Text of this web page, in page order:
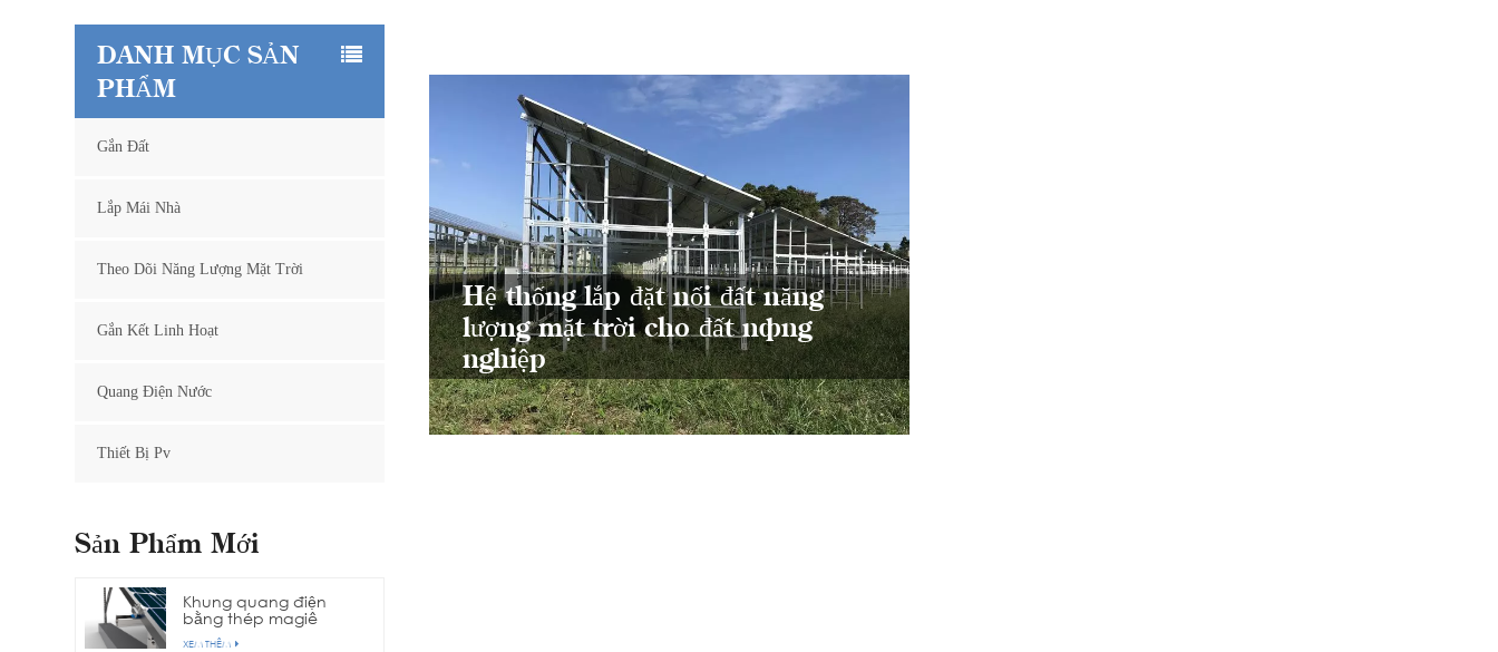
Hệ thống lắp đặt nối đất năng
lượng mặt trời cho đất nông
nghiệp
DANH MỤC SẢN
PHẨM
Gắn Đất
Lắp Mái Nhà
Theo Dõi Năng Lượng Mặt Trời
Gắn Kết Linh Hoạt
Quang Điện Nước
Thiết Bị Pv
Sản Phẩm Mới
Khung quang điện
bằng thép magiê
nhôm kẽm
XEM THÊM